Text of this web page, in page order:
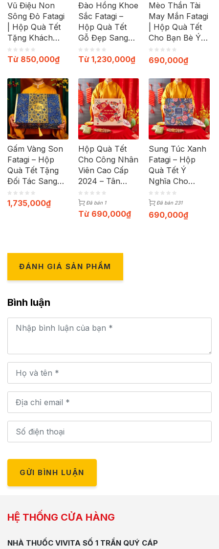
Vũ Điệu Non
Sông Đỏ Fatagi
| Hộp Quà Tết
Tặng Khách
Hàng Doanh
Nghiệp 2024
Từ 850,000₫
Đào Hồng Khoe
Sắc Fatagi –
Hộp Quà Tết
Gỗ Đẹp Sang
Trọng Tao Nhã
2024
Từ 1,230,000₫
Mèo Thần Tài
May Mắn Fatagi
| Hộp Quà Tết
Cho Bạn Bè Ý
Nghĩa
690,000₫
Gấm Vàng Son
Fatagi – Hộp
Quà Tết Tặng
Đối Tác Sang
Trọng Và Đẳng
Cấp 2024
1,735,000₫
Hộp Quà Tết
Cho Công Nhân
Viên Cao Cấp
2024 – Tân
Niên Như Ý
Fatagi
Đã bán 1
Từ 690,000₫
Sung Túc Xanh
Fatagi – Hộp
Quà Tết Ý
Nghĩa Cho
Người Thân
2024
Đã bán 231
690,000₫
ĐÁNH GIÁ SẢN PHẨM
Bình luận
GỬI BÌNH LUẬN
HỆ THỐNG CỬA HÀNG
NHÀ THUỐC VIVITA SỐ 1 TRẦN QUÝ CÁP